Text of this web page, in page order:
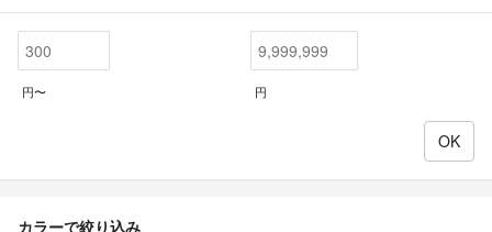
円〜 円
カラーで絞り込み